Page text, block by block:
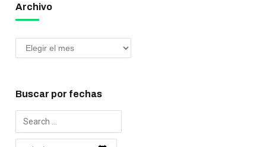
Archivo
Buscar por fechas